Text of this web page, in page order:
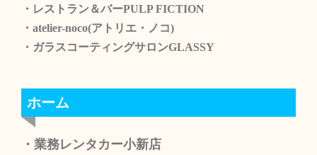
・レストラン＆バーPULP FICTION
・atelier-noco(アトリエ・ノコ)
・ガラスコーティングサロンGLASSY
ホーム
・業務レンタカー小新店